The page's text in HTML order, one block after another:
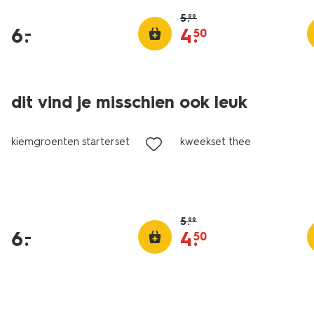
6.
–
5.99
4.
50
dit vind je misschien ook leuk
laag geprijsd
kiemgroenten starterset
6.
–
sale
kweekset thee
5.99
4.
50